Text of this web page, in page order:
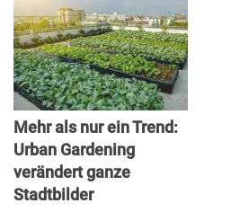
Mehr als nur ein Trend:
Urban Gardening
verändert ganze
Stadtbilder